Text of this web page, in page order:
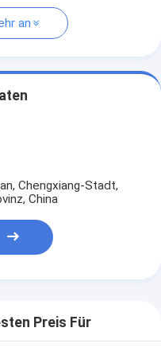
an
Chengxiang-Stadt,
China
Preis Für